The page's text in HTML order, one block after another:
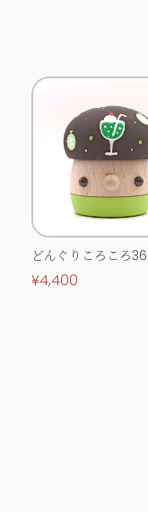
どんぐりころころ
0513
¥4,400